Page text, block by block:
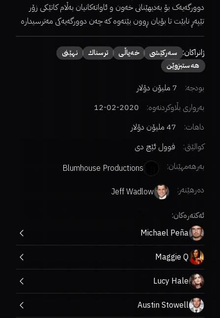
دوورگەیەک بۆ بەدیھێنانی خەون و ئاواتەکانیان بەڵام کاتێکی زۆر
تێپەڕ نابێت تا بۆیان ڕوون بێتەوە کە چەن دوورگەیەکی مەترسیدارە
ژانراکان: سەركێشی خەیاڵی ترسناك
نهێنی
هەستبزوێن
بودجە:
7 ملیۆن دۆلار
بەرواری بڵاوکردنەوە:
2020-02-12
داهات:
47 ملیۆن دۆلار
کوالێتی:
فوول ئێچ دی
بەرهەمهێنان:
Blumhouse Productions
دەرهێنەر:
Jeff Wadlow
ئەکتەرەکان:
Michael Peña
Maggie Q
Lucy Hale
Austin Stowell